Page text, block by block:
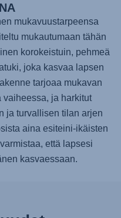
mukavuustarpeensa
mukautumaan tähän
korokeistuin, pehmeä
joka kasvaa lapsen
tarjoaa mukavan
ja harkitut
ja turvallisen tilan arjen
aina esiteini-ikäisten
varmistaa, että lapsesi
kasvaessaan.